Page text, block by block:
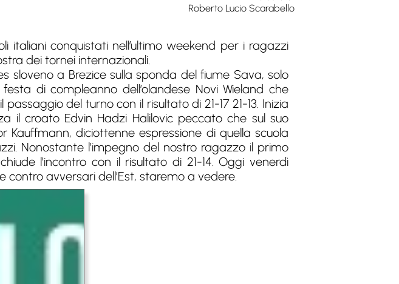
Roberto Lucio Scarabello
italiani conquistati nell’ultimo weekend per i ragazzi
dei tornei internazionali.
sloveno a Brezice sulla sponda del fiume Sava, solo
di compleanno dell’olandese Novi Wieland che
del turno con il risultato di 21-17 21-13. Inizia
il croato Edvin Hadzi Halilovic peccato che sul suo
diciottenne espressione di quella scuola
Nonostante l’impegno del nostro ragazzo il primo
l’incontro con il risultato di 21-14. Oggi venerdì
avversari dell’Est, staremo a vedere.